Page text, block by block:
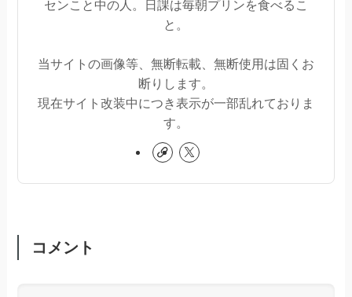
センこと中の人。日課は毎朝プリンを食べるこ
と。
当サイトの画像等、無断転載、無断使用は固くお
断りします。
現在サイト改装中につき表示が一部乱れておりま
す。
コメント